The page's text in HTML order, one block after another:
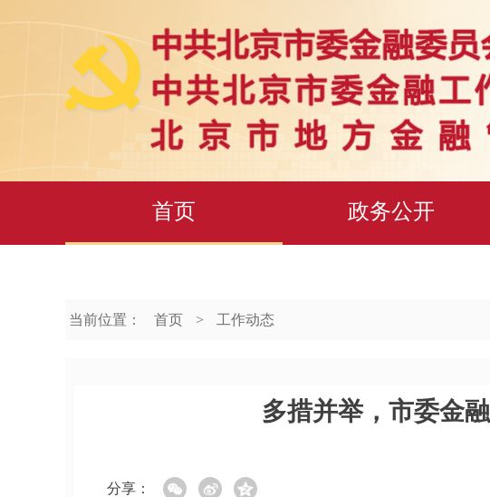
首页 政务公开
当前位置： 首页 > 工作动态
多措并举，市委金
分享：